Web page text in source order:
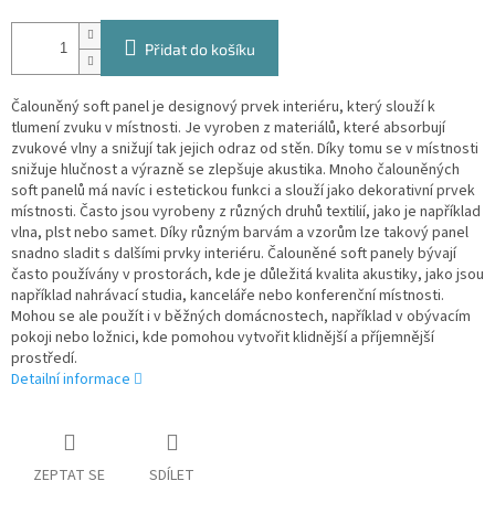
Přidat do košíku
Čalouněný soft panel je designový prvek interiéru, který slouží k
tlumení zvuku v místnosti. Je vyroben z materiálů, které absorbují
zvukové vlny a snižují tak jejich odraz od stěn. Díky tomu se v místnosti
snižuje hlučnost a výrazně se zlepšuje akustika. Mnoho čalouněných
soft panelů má navíc i estetickou funkci a slouží jako dekorativní prvek
místnosti. Často jsou vyrobeny z různých druhů textilií, jako je například
vlna, plst nebo samet. Díky různým barvám a vzorům lze takový panel
snadno sladit s dalšími prvky interiéru. Čalouněné soft panely bývají
často používány v prostorách, kde je důležitá kvalita akustiky, jako jsou
například nahrávací studia, kanceláře nebo konferenční místnosti.
Mohou se ale použít i v běžných domácnostech, například v obývacím
pokoji nebo ložnici, kde pomohou vytvořit klidnější a příjemnější
prostředí.
Detailní informace
ZEPTAT SE SDÍLET